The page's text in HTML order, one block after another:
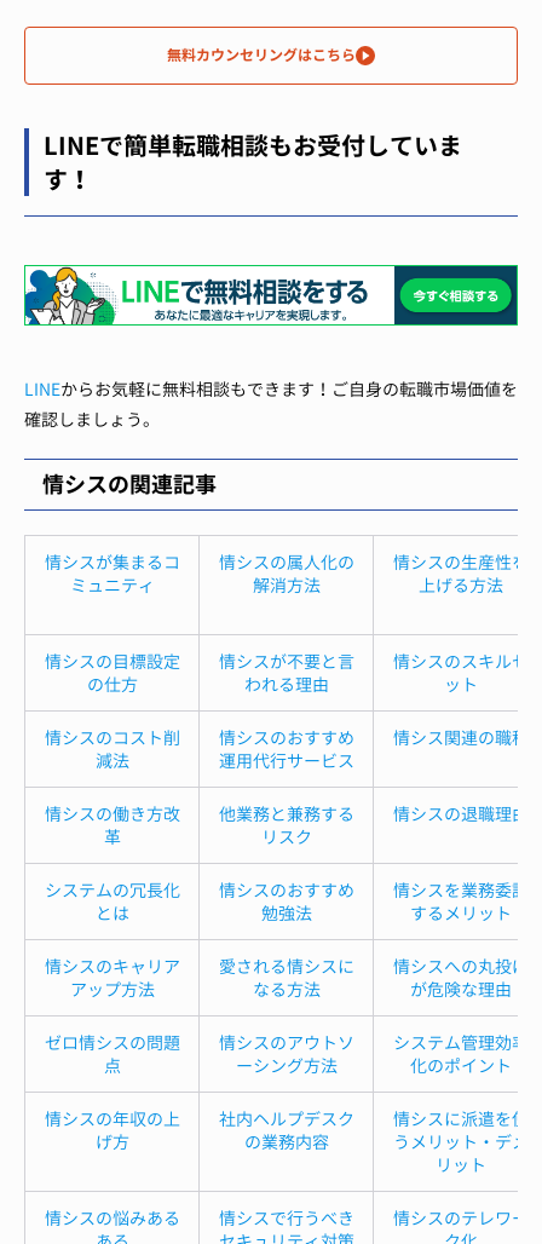
無料カウンセリングはこちら
LINEで簡単転職相談もお受付していま
す！
LINEからお気軽に無料相談もできます！ご自身の転職市場価値を
確認しましょう。
情シスの関連記事
情シスが集まるコ
ミュニティ
情シスの属人化の
解消方法
情シスの生産性を
上げる方法
情シスの目標設定
の仕方
情シスが不要と言
われる理由
情シスのスキルセ
ット
情シスのコスト削
減法
情シスのおすすめ
運用代行サービス
情シス関連の職種
情シスの働き方改
革
他業務と兼務する
リスク
情シスの退職理由
システムの冗長化
とは
情シスのおすすめ
勉強法
情シスを業務委託
するメリット
情シスのキャリア
アップ方法
愛される情シスに
なる方法
情シスへの丸投げ
が危険な理由
ゼロ情シスの問題
点
情シスのアウトソ
ーシング方法
システム管理効率
化のポイント
情シスの年収の上
げ方
社内ヘルプデスク
の業務内容
情シスに派遣を使
うメリット・デメ
リット
情シスの悩みある
情シスで行うべき
情シスのテレワー